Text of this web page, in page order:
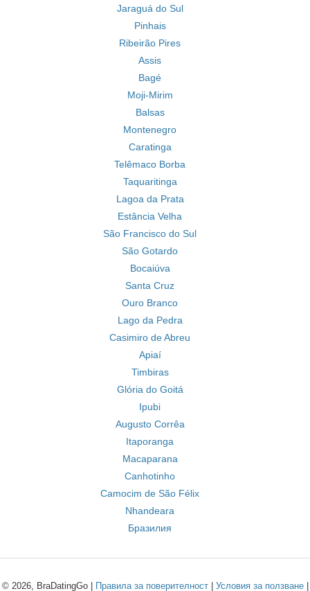
Jaraguá do Sul
Pinhais
Ribeirão Pires
Assis
Bagé
Moji-Mirim
Balsas
Montenegro
Caratinga
Telêmaco Borba
Taquaritinga
Lagoa da Prata
Estância Velha
São Francisco do Sul
São Gotardo
Bocaiúva
Santa Cruz
Ouro Branco
Lago da Pedra
Casimiro de Abreu
Apiaí
Timbiras
Glória do Goitá
Ipubi
Augusto Corrêa
Itaporanga
Macaparana
Canhotinho
Camocim de São Félix
Nhandeara
Бразилия
© 2026, BraDatingGo | Правила за поверителност| Условия за ползване|